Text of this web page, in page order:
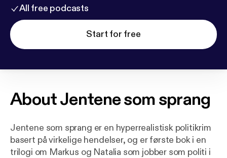
All free podcasts
Start for free
AboutJentene som sprang
Jentene som sprang er en hyperrealistisk politikrim
basert på virkelige hendelser, og er første bok i en
trilogi om Markus og Natalia som jobber som politi i